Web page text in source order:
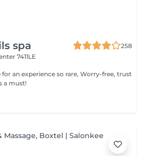
spa
258
7411LE
for an experience so rare, Worry-free, trust
a must!